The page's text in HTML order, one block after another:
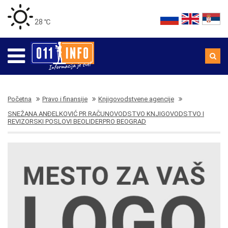
28 ℃
Početna Pravo i finansije
Knjigovodstvene agencije
SNEŽANA ANĐELKOVIĆ PR RAČUNOVODSTVO KNJIGOVODSTVO I
REVIZORSKI POSLOVI BEOLIDERPRO BEOGRAD